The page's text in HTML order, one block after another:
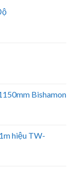
Bishamon
hiệu TW-